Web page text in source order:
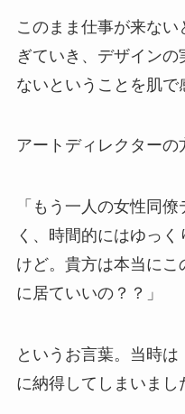
このまま仕事が来な
ぎていき、デザイン
ないということを肌で
アートディレクターの
「もう一人の女性同
く、時間的にはゆっ
けど。貴方は本当に
に居ていいの？？」
というお言葉。当時
に納得してしまいまし